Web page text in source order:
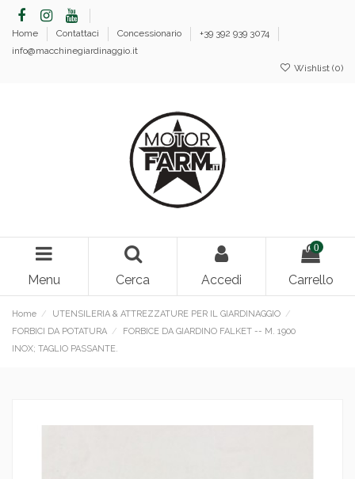
Home Contattaci Concessionario
+39 392 939 3074
info@macchinegiardinaggio.it
Wishlist (0)
Menu Cerca Accedi
0
Carrello
Home
UTENSILERIA & ATTREZZATURE PER IL GIARDINAGGIO
FORBICI DA POTATURA
FORBICE DA GIARDINO FALKET -- M. 1900
INOX; TAGLIO PASSANTE.